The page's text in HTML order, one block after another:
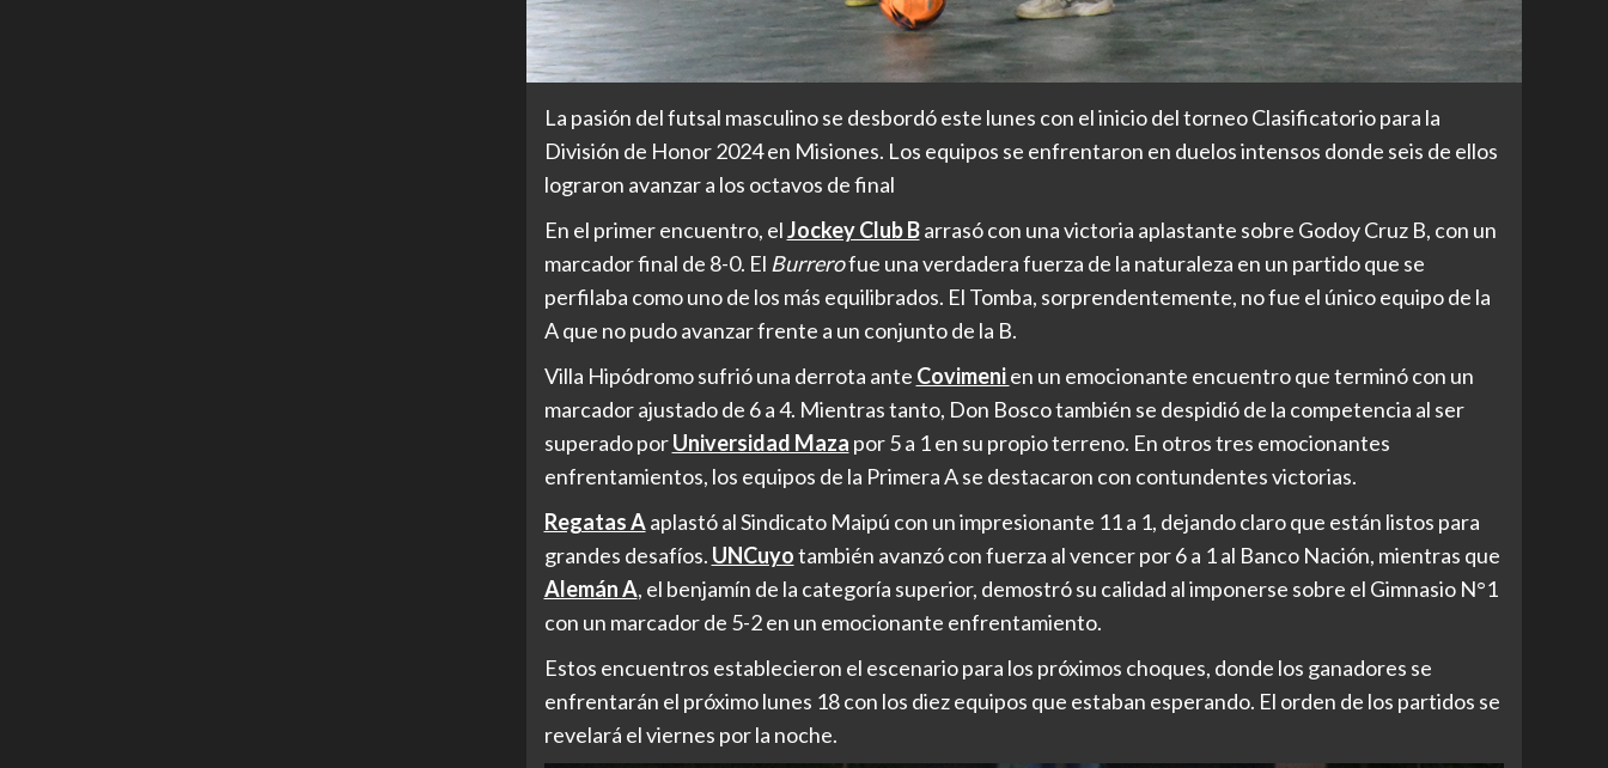
La pasión del futsal masculino se desbordó este lunes con el inicio del torneo Clasificatorio para la
División de Honor 2024 en Misiones. Los equipos se enfrentaron en duelos intensos donde seis de ellos
lograron avanzar a los octavos de final
En el primer encuentro, elJockey Club Barrasó con una victoria aplastante sobre Godoy Cruz B, con un
marcador final de 8-0. El Burrerofue una verdadera fuerza de la naturaleza en un partido que se
perfilaba como uno de los más equilibrados. El Tomba, sorprendentemente, no fue el único equipo de la
A que no pudo avanzar frente a un conjunto de la B.
Villa Hipódromo sufrió una derrota ante Covimenien un emocionante encuentro que terminó con un
marcador ajustado de 6 a 4. Mientras tanto, Don Bosco también se despidió de la competencia al ser
superado porUniversidad Maza por 5 a 1 en su propio terreno. En otros tres emocionantes
enfrentamientos, los equipos de la Primera A se destacaron con contundentes victorias.
Regatas Aaplastó al Sindicato Maipú con un impresionante 11 a 1, dejando claro que están listos para
grandes desafíos. UNCuyotambién avanzó con fuerza al vencer por 6 a 1 al Banco Nación, mientras que
Alemán A, el benjamín de la categoría superior, demostró su calidad al imponerse sobre el Gimnasio N°1
con un marcador de 5-2 en un emocionante enfrentamiento.
Estos encuentros establecieron el escenario para los próximos choques, donde los ganadores se
enfrentarán el próximo lunes 18 con los diez equipos que estaban esperando. El orden de los partidos se
revelará el viernes por la noche.